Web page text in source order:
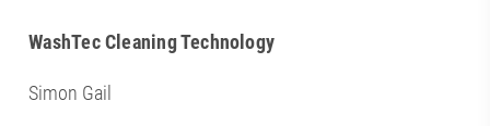
WashTec Cleaning Technology
Simon Gail